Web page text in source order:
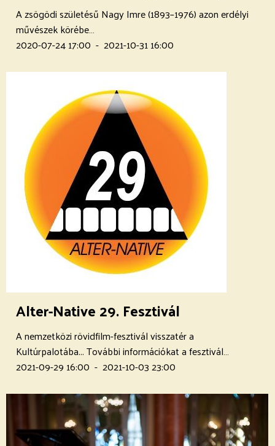
A zsögödi születésű Nagy Imre (1893–1976) azon erdélyi
művészek körébe…
2020-07-24 17:00 - 2021-10-31 16:00
Alter-Native 29. Fesztivál
A nemzetközi rövidfilm-fesztivál visszatér a
Kultúrpalotába... További információkat a fesztivál…
2021-09-29 16:00 - 2021-10-03 23:00